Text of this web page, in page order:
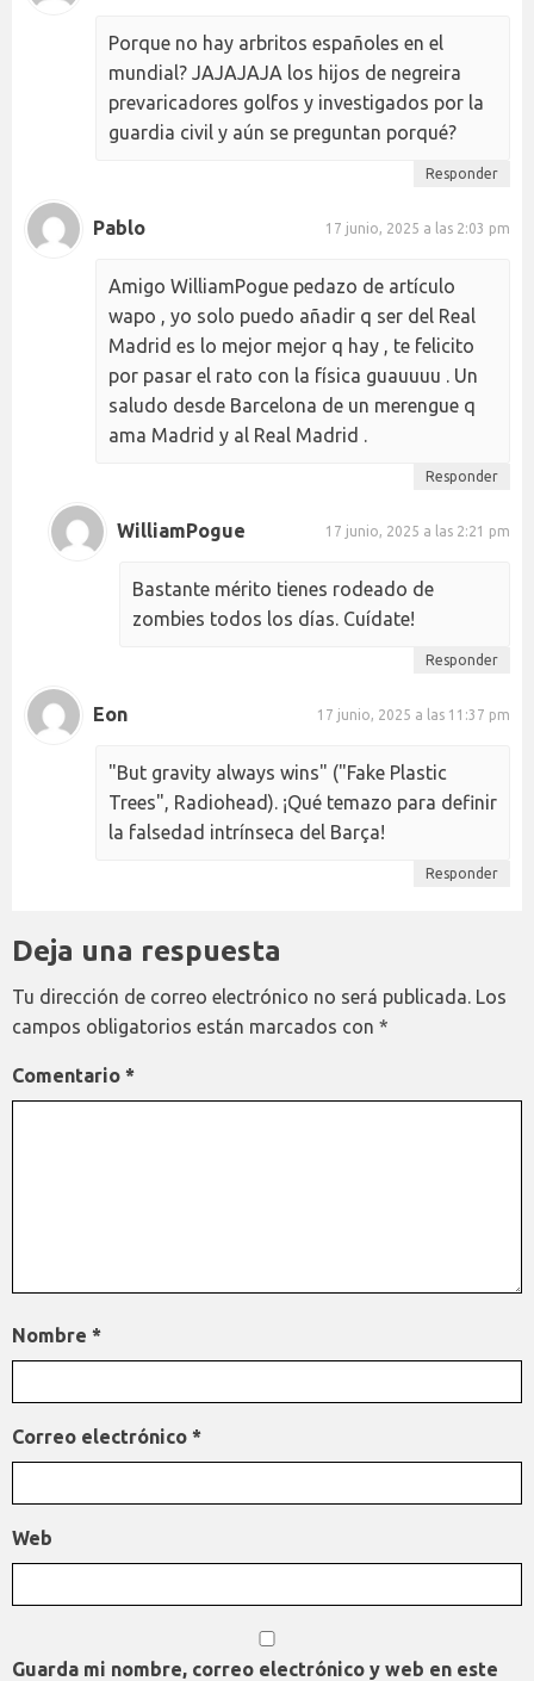
Porque no hay arbritos españoles en el
mundial? JAJAJAJA los hijos de negreira
prevaricadores golfos y investigados por la
guardia civil y aún se preguntan porqué?
Responder
Pablo 17 junio, 2025 a las 2:03 pm
Amigo WilliamPogue pedazo de artículo
wapo , yo solo puedo añadir q ser del Real
Madrid es lo mejor mejor q hay , te felicito
por pasar el rato con la física guauuuu . Un
saludo desde Barcelona de un merengue q
ama Madrid y al Real Madrid .
Responder
WilliamPogue 17 junio, 2025 a las 2:21 pm
Bastante mérito tienes rodeado de
zombies todos los días. Cuídate!
Responder
Eon 17 junio, 2025 a las 11:37 pm
"But gravity always wins" ("Fake Plastic
Trees", Radiohead). ¡Qué temazo para definir
la falsedad intrínseca del Barça!
Responder
Deja una respuesta
Tu dirección de correo electrónico no será publicada. Los
campos obligatorios están marcados con *
Comentario *
Nombre *
Correo electrónico *
Web
Guarda mi nombre, correo electrónico y web en este